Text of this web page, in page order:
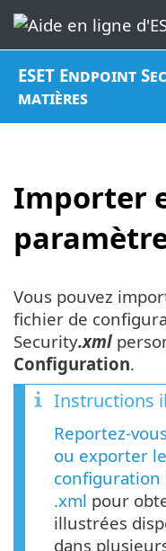
ESET Endpoint
matières
Importer
Vous pouvez
fichier de
Security.xml
Configuration.
Instructions
Reportez-
ou exporter
configuration
.xml pour
illustrées
dans